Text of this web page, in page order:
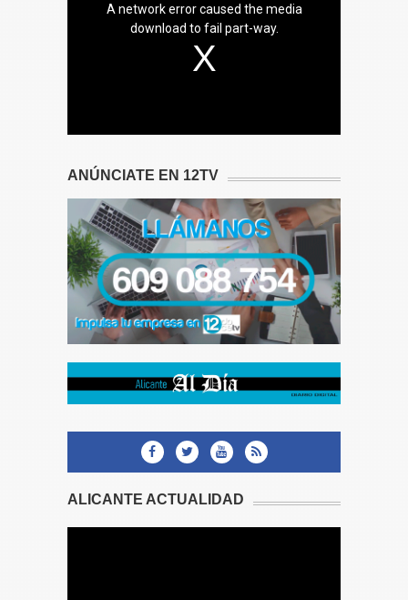
A network error caused the media
download to fail part-way.
ANÚNCIATE EN 12TV
ALICANTE ACTUALIDAD